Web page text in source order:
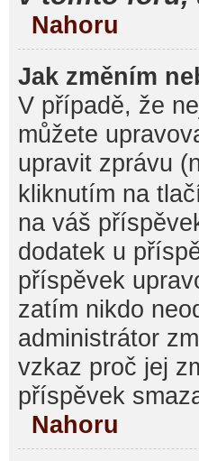
Nahoru
Jak změním
V případě, že
můžete
upravit zprávu
kliknutím na
na váš
dodatek u
příspěvek
zatím nikdo
administrátor
vzkaz proč jej
příspěvek
Nahoru